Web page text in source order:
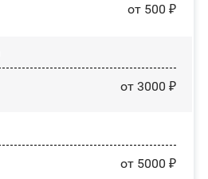
от 500 ₽
от 3000 ₽
от 5000 ₽